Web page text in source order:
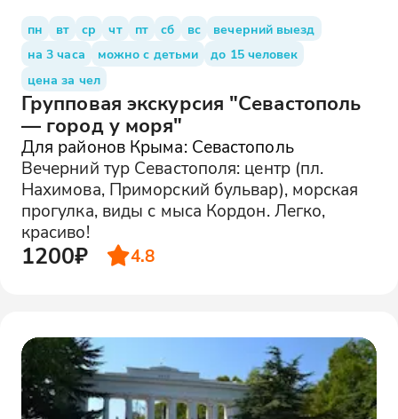
пн вт ср чт пт сб вс
вечерний выезд
на 3 часа
можно с детьми
до 15 человек
цена за чел
Групповая экскурсия "Севастополь
— город у моря"
Для районов Крыма: Севастополь
Вечерний тур Севастополя: центр (пл.
Нахимова, Приморский бульвар), морская
прогулка, виды с мыса Кордон. Легко,
красиво!
1200₽ 4.8